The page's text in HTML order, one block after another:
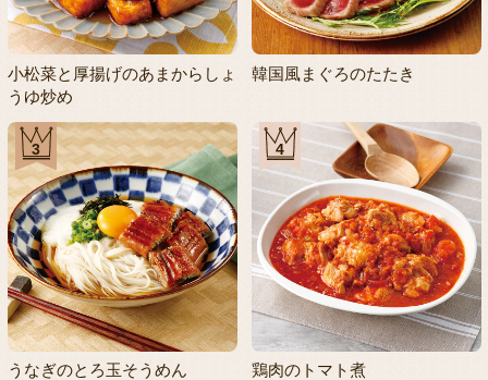
小松菜と厚揚げのあまからしょ
うゆ炒め
韓国風まぐろのたたき
3
うなぎのとろ玉そうめん
4
鶏肉のトマト煮